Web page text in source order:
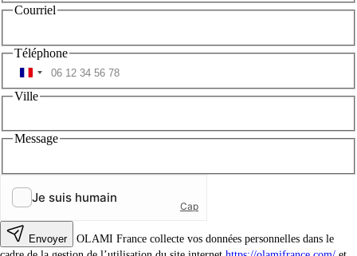
Courriel
Téléphone
Ville
Message
Envoyer
OLAMI France collecte vos données personnelles dans le